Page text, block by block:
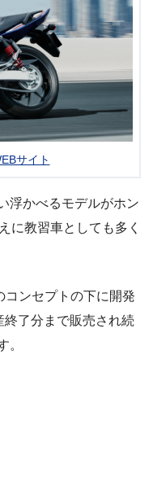
サイト
浮かべるモデルがホン
に教習車としても多く
ンセプトの下に開発
了分まで販売され続
。